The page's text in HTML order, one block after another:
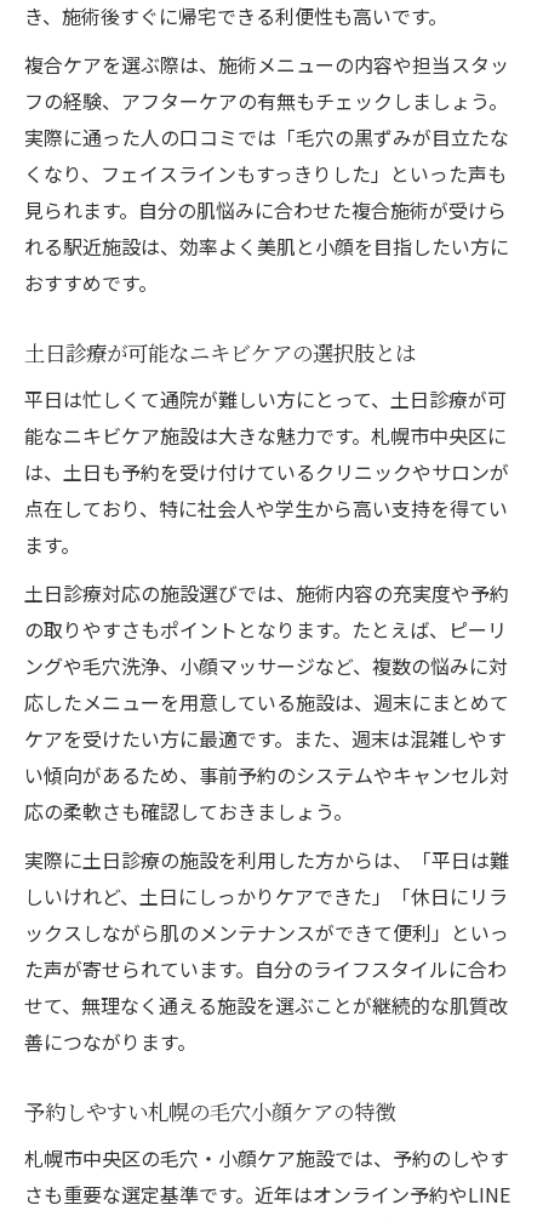
き、施術後すぐに帰宅できる利便性も高いです。
複合ケアを選ぶ際は、施術メニューの内容や担当スタッ
フの経験、アフターケアの有無もチェックしましょう。
実際に通った人の口コミでは「毛穴の黒ずみが目立たな
くなり、フェイスラインもすっきりした」といった声も
見られます。自分の肌悩みに合わせた複合施術が受けら
れる駅近施設は、効率よく美肌と小顔を目指したい方に
おすすめです。
土日診療が可能なニキビケアの選択肢とは
平日は忙しくて通院が難しい方にとって、土日診療が可
能なニキビケア施設は大きな魅力です。札幌市中央区に
は、土日も予約を受け付けているクリニックやサロンが
点在しており、特に社会人や学生から高い支持を得てい
ます。
土日診療対応の施設選びでは、施術内容の充実度や予約
の取りやすさもポイントとなります。たとえば、ピーリ
ングや毛穴洗浄、小顔マッサージなど、複数の悩みに対
応したメニューを用意している施設は、週末にまとめて
ケアを受けたい方に最適です。また、週末は混雑しやす
い傾向があるため、事前予約のシステムやキャンセル対
応の柔軟さも確認しておきましょう。
実際に土日診療の施設を利用した方からは、「平日は難
しいけれど、土日にしっかりケアできた」「休日にリラ
ックスしながら肌のメンテナンスができて便利」といっ
た声が寄せられています。自分のライフスタイルに合わ
せて、無理なく通える施設を選ぶことが継続的な肌質改
善につながります。
予約しやすい札幌の毛穴小顔ケアの特徴
札幌市中央区の毛穴・小顔ケア施設では、予約のしやす
さも重要な選定基準です。近年はオンライン予約やLINE